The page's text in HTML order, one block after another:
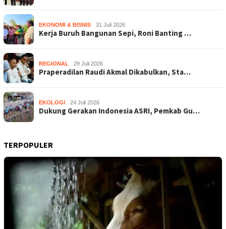
EKONOMI & BISNIS 31 Juli 2026
Kerja Buruh Bangunan Sepi, Roni Banting …
REGIONAL 29 Juli 2026
Praperadilan Raudi Akmal Dikabulkan, Sta…
EKOLOGI 24 Juli 2026
Dukung Gerakan Indonesia ASRI, Pemkab Gu…
TERPOPULER